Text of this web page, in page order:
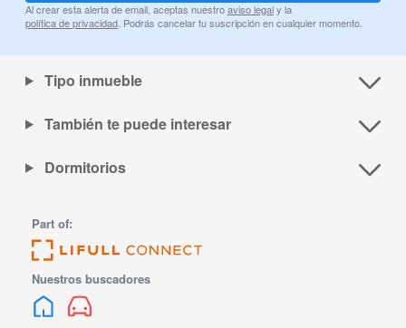
Al crear esta alerta de email, aceptas nuestroaviso legaly la
política de privacidad . Podrás cancelar tu suscripción en cualquier momento.
Tipo inmueble
También te puede interesar
Dormitorios
Part of:
Nuestros buscadores